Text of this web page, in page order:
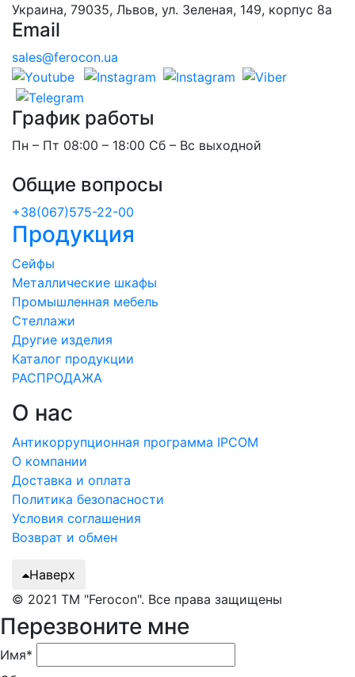
Украина, 79035, Львов, ул. Зеленая, 149, корпус 8а
Email
sales@ferocon.ua
График работы
Пн – Пт 08:00 – 18:00 Сб – Вс выходной
Общие вопросы
+38(067)575-22-00
Продукция
Сейфы
Металлические шкафы
Промышленная мебель
Стеллажи
Другие изделия
Каталог продукции
РАСПРОДАЖА
О нас
Антикоррупционная программа IPCOM
О компании
Доставка и оплата
Политика безопасности
Условия соглашения
Возврат и обмен
Наверх
© 2021 ТМ "Ferocon". Все права защищены
Перезвоните мне
Имя*